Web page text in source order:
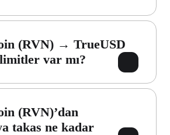
(RVN) → TrueUSD
var mı?
(RVN)’dan
takas ne kadar